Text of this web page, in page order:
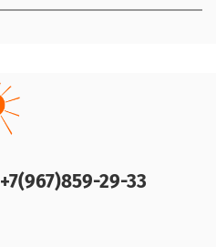
+7(967)859-29-33